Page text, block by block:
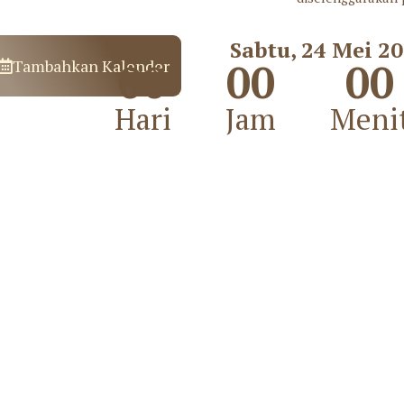
Tambahkan Kalender
Sabtu, 24 Mei
00
Hari
00
Jam
00